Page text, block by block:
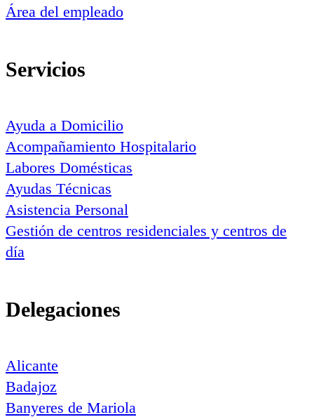
Área del empleado
Servicios
Ayuda a Domicilio
Acompañamiento Hospitalario
Labores Domésticas
Ayudas Técnicas
Asistencia Personal
Gestión de centros residenciales y centros de
día
Delegaciones
Alicante
Badajoz
Banyeres de Mariola